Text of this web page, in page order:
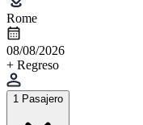
Rome
08/08/2026
+ Regreso
1 Pasajero